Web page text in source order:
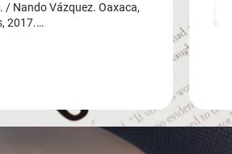
/ Nando Vázquez. Oaxaca,
2017.…